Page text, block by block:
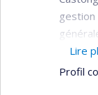
des
Lire
Profil